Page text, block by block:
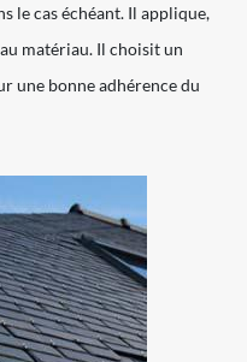
le cas échéant. Il applique,
matériau. Il choisit un
une bonne adhérence du